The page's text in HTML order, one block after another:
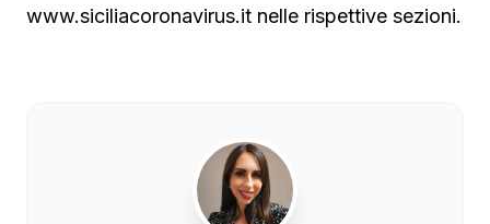
www.siciliacoronavirus.it nelle rispettive sezioni.